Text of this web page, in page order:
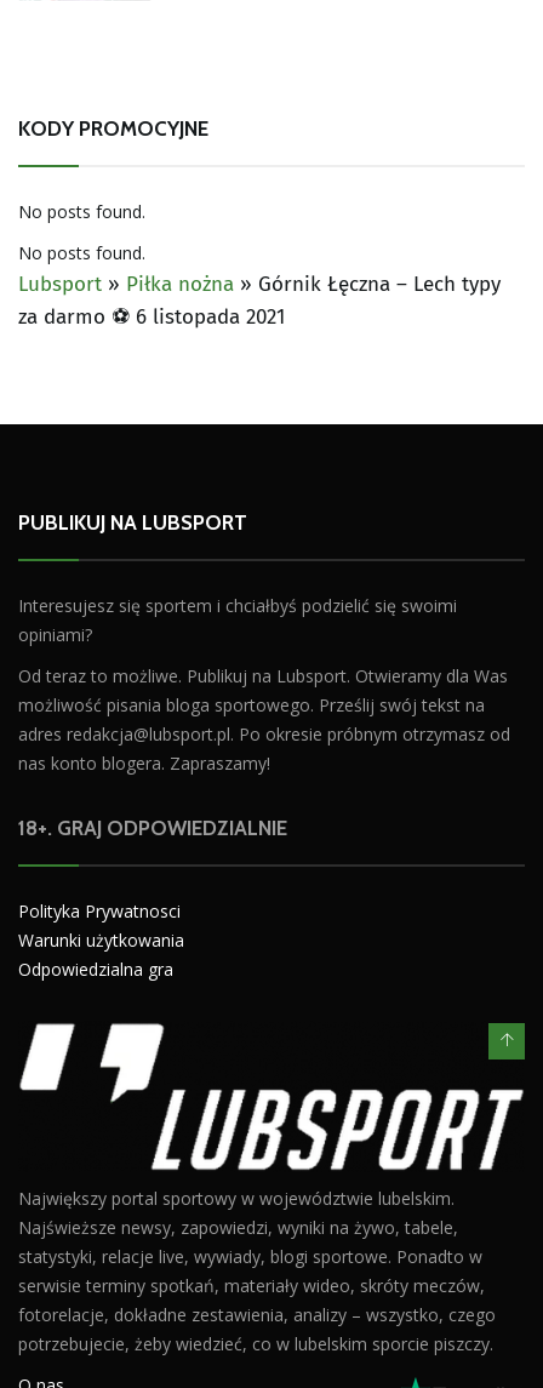
KODY PROMOCYJNE
No posts found.
No posts found.
Lubsport » Piłka nożna » Górnik Łęczna – Lech typy
za darmo ⚽ 6 listopada 2021
PUBLIKUJ NA LUBSPORT
Interesujesz się sportem i chciałbyś podzielić się swoimi
opiniami?
Od teraz to możliwe. Publikuj na Lubsport. Otwieramy dla Was
możliwość pisania bloga sportowego. Prześlij swój tekst na
adres redakcja@lubsport.pl. Po okresie próbnym otrzymasz od
nas konto blogera. Zapraszamy!
18+. GRAJ ODPOWIEDZIALNIE
Polityka Prywatnosci
Warunki użytkowania
Odpowiedzialna gra
Największy portal sportowy w województwie lubelskim.
Najświeższe newsy, zapowiedzi, wyniki na żywo, tabele,
statystyki, relacje live, wywiady, blogi sportowe. Ponadto w
serwisie terminy spotkań, materiały wideo, skróty meczów,
fotorelacje, dokładne zestawienia, analizy – wszystko, czego
potrzebujecie, żeby wiedzieć, co w lubelskim sporcie piszczy.